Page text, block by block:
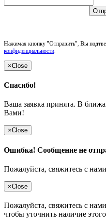
Нажимая кнопку "Отправить", Вы
конфиденциальности.
×Close
Спасибо!
Ваша заявка принята. В
Вами!
×Close
Ошибка! Сообщение не
Пожалуйста, свяжитесь с
×Close
Пожалуйста, свяжитесь с
чтобы уточнить наличие